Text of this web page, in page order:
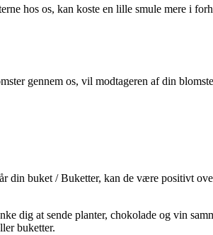
hos os, kan koste en lille smule mere i
gennem os, vil modtageren af din
din buket / Buketter, kan de være positivt
dig at sende planter, chokolade og vin
buketter.